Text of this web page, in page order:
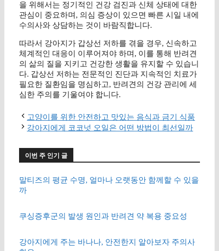
을 위해서는 정기적인 건강 검진과 신체 상태에 대한
관심이 중요하며, 의심 증상이 있으면 빠른 시일 내에
수의사와 상담하는 것이 바람직합니다.
따라서 강아지가 갑상선 저하를 겪을 경우, 신속하고
체계적인 대응이 이루어져야 하며, 이를 통해 반려견
의 삶의 질을 지키고 건강한 생활을 유지할 수 있습니
다. 갑상선 저하는 전문적인 진단과 지속적인 치료가
필요한 질환임을 명심하고, 반려견의 건강 관리에 세
심한 주의를 기울여야 합니다.
고양이를 위한 안전하고 맛있는 음식과 금기 식품
강아지에게 코코넛 오일은 어떤 방법이 최선일까
이번 주 인기 글
말티즈의 평균 수명, 얼마나 오랫동안 함께할 수 있을
까
쿠싱증후군의 발생 원인과 반려견 약 복용 중요성
강아지에게 주는 바나나, 안전한지 알아보자 주의사